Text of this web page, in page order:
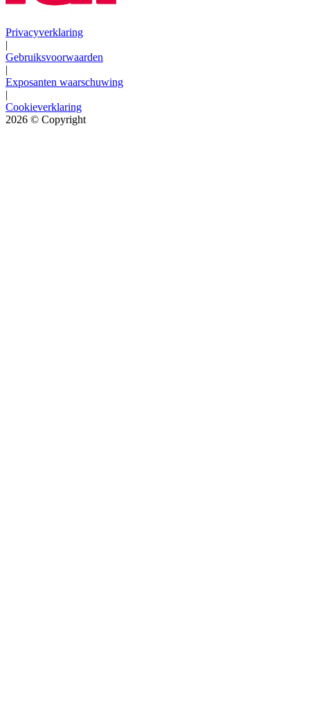
Privacyverklaring
|
Gebruiksvoorwaarden
|
Exposanten waarschuwing
|
Cookieverklaring
2026 © Copyright